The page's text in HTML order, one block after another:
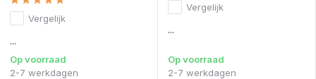
Vergelijk
...
Op voorraad
2-7 werkdagen
Vergelijk
...
Op voorraad
2-7 werkdagen